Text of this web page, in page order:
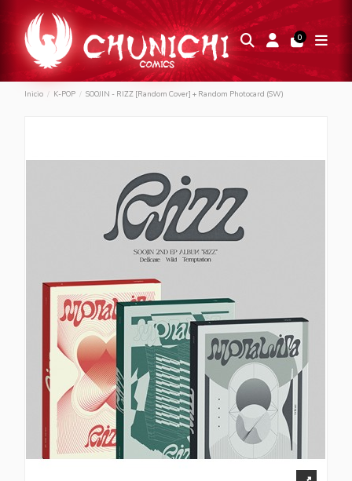
0
Inicio K-POP SOOJIN - RIZZ [Random Cover] + Random Photocard (SW)